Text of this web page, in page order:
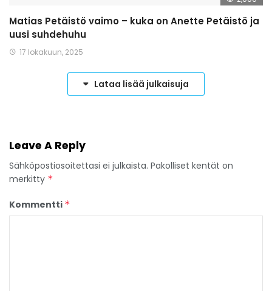
Matias Petäistö vaimo – kuka on Anette Petäistö ja
uusi suhdehuhu
17 lokakuun, 2025
Lataa lisää julkaisuja
Leave A Reply
Sähköpostiosoitettasi ei julkaista. Pakolliset kentät on
merkitty *
Kommentti *